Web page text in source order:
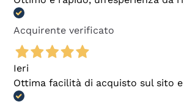
Acquirente verificato
Ieri
Ottima facilità di acquisto sul sito